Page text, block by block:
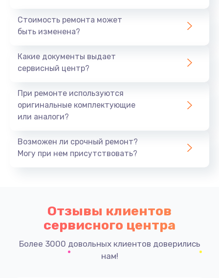
Стоимость ремонта может
быть изменена?
Какие документы выдает
сервисный центр?
При ремонте используются
оригинальные комплектующие
или аналоги?
Возможен ли срочный ремонт?
Могу при нем присутствовать?
Отзывы клиентов
сервисного центра
Более 3000 довольных клиентов доверились
нам!